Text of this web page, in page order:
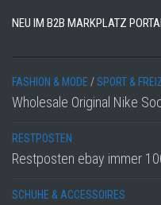
NEU IM B2B MARKPLATZ
FASHION & MODE /SPORT &
Wholesale Original Nike
RESTPOSTEN
Restposten ebay immer
SCHUHE & ACCESSOIRES